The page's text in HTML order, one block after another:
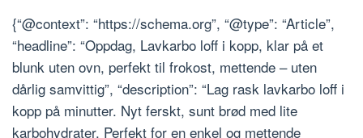
{“@context”: “https://schema.org”, “@type”: “Article”,
“headline”: “Oppdag, Lavkarbo loff i kopp, klar på et
blunk uten ovn, perfekt til frokost, mettende – uten
dårlig samvittig”, “description”: “Lag rask lavkarbo loff i
kopp på minutter. Nyt ferskt, sunt brød med lite
karbohydrater. Perfekt for en enkel og mettende